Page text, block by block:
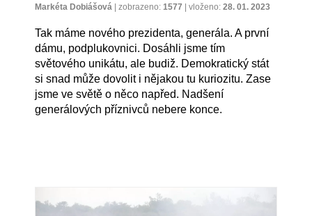
Markéta Dobiášová zobrazeno: 1577 vloženo: 28. 01. 2023
Tak máme nového prezidenta, generála. A první
dámu, podplukovnici. Dosáhli jsme tím
světového unikátu, ale budiž. Demokratický stát
si snad může dovolit i nějakou tu kuriozitu. Zase
jsme ve světě o něco napřed. Nadšení
generálových příznivců nebere konce.